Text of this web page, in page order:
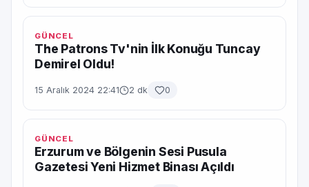
GÜNCEL
The Patrons Tv'nin İlk Konuğu Tuncay
Demirel Oldu!
15 Aralık 2024 22:41 2 dk 0
GÜNCEL
Erzurum ve Bölgenin Sesi Pusula
Gazetesi Yeni Hizmet Binası Açıldı